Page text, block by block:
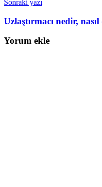
Sonraki yazı
Uzlaştırmacı nedir,
Yorum ekle